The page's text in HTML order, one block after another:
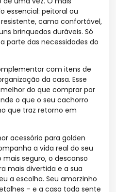
essencial: peitoral ou
cama confortável,
brinquedos duráveis. Só
parte das necessidades do
com itens de
da casa. Esse
do que comprar por
o que o seu cachorro
que traz retorno em
acessório para golden
a vida real do seu
mais seguro, o descanso
mais divertida e a sua
a escolha. Seu amorzinho
– e a casa toda sente